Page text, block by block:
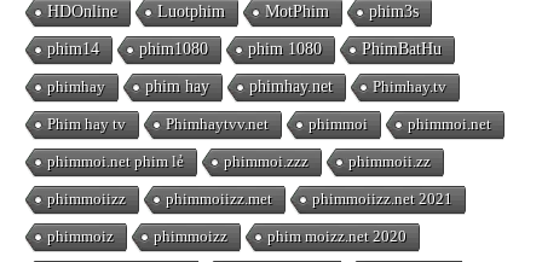
HDOnline Luotphim MotPhim phim3s
phim14 phim1080 phim 1080 PhimBatHu
phimhay phim hay phimhay.net Phimhay.tv
Phim hay tv Phimhaytvv.net phimmoi phimmoi.net
phimmoi.net phim lẻ phimmoi.zzz phimmoii.zz
phimmoiizz phimmoiizz.met phimmoiizz.net 2021
phimmoiz phimmoizz phim moizz.net 2020